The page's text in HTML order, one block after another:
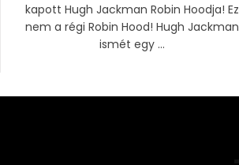
kapott Hugh Jackman Robin Hoodja! Ez
nem a régi Robin Hood! Hugh Jackman
ismét egy ...